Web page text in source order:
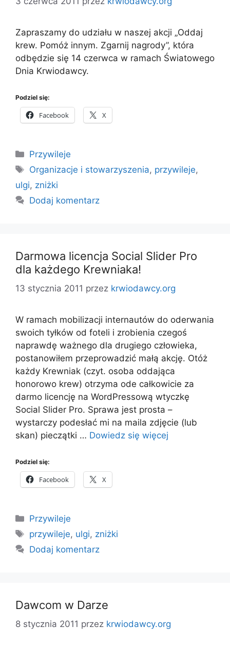
Zapraszamy do udziału w naszej akcji „Oddaj
krew. Pomóż innym. Zgarnij nagrody”, która
odbędzie się 14 czerwca w ramach Światowego
Dnia Krwiodawcy.
Podziel się:
Facebook X
Kategorie
Przywileje
Tagi
Organizacje i stowarzyszenia, przywileje,
ulgi, zniżki
Dodaj komentarz
Darmowa licencja Social Slider Pro
dla każdego Krewniaka!
13 stycznia 2011 przez krwiodawcy.org
W ramach mobilizacji internautów do oderwania
swoich tyłków od foteli i zrobienia czegoś
naprawdę ważnego dla drugiego człowieka,
postanowiłem przeprowadzić małą akcję. Otóż
każdy Krewniak (czyt. osoba oddająca
honorowo krew) otrzyma ode całkowicie za
darmo licencję na WordPressową wtyczkę
Social Slider Pro. Sprawa jest prosta –
wystarczy podesłać mi na maila zdjęcie (lub
skan) pieczątki … Dowiedz się więcej
Podziel się:
Facebook X
Kategorie
Przywileje
Tagi
przywileje, ulgi, zniżki
Dodaj komentarz
Dawcom w Darze
8 stycznia 2011 przez krwiodawcy.org